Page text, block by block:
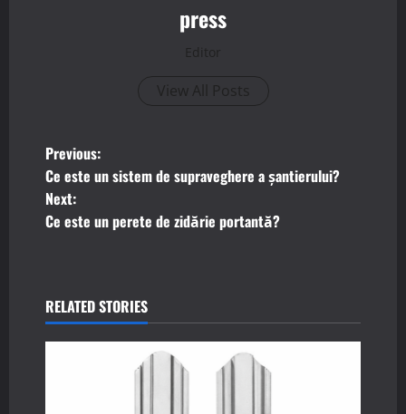
press
Editor
View All Posts
P
o
s
n
a
Previous:
Ce este un sistem de supraveghere a șantierului?
Next:
Ce este un perete de zidărie portantă?
RELATED STORIES